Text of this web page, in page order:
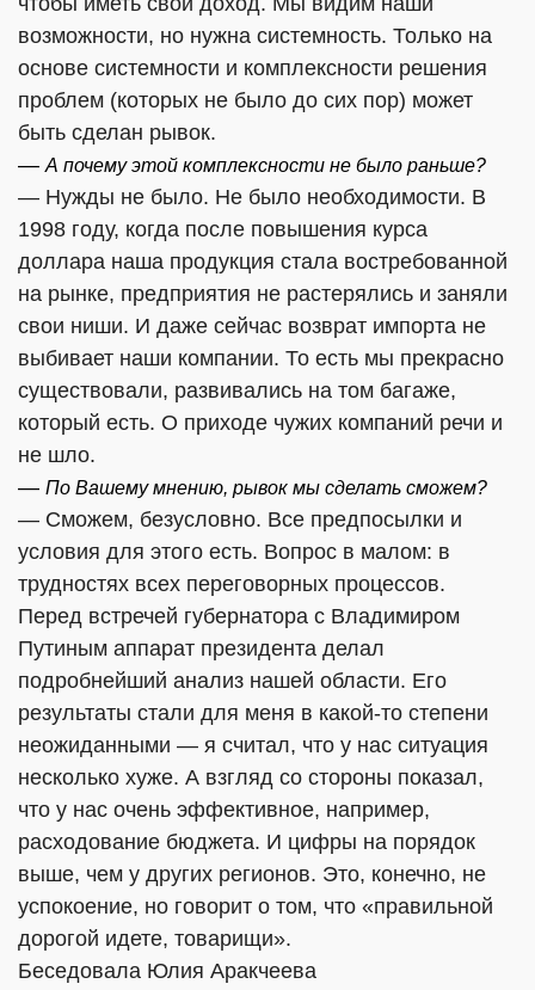
возможности, но нужна системность. Только на
основе системности и комплексности решения
проблем (которых не было до сих пор) может
быть сделан рывок.
—А почему этой комплексности не было раньше?
— Нужды не было. Не было необходимости. В
1998 году, когда после повышения курса
доллара наша продукция стала востребованной
на рынке, предприятия не растерялись и заняли
свои ниши. И даже сейчас возврат импорта не
выбивает наши компании. То есть мы прекрасно
существовали, развивались на том багаже,
который есть. О приходе чужих компаний речи и
не шло.
— По Вашему мнению, рывок мы сделать сможем?
— Сможем, безусловно. Все предпосылки и
условия для этого есть. Вопрос в малом: в
трудностях всех переговорных процессов.
Перед встречей губернатора с Владимиром
Путиным аппарат президента делал
подробнейший анализ нашей области. Его
результаты стали для меня в какой-то степени
неожиданными — я считал, что у нас ситуация
несколько хуже. А взгляд со стороны показал,
что у нас очень эффективное, например,
расходование бюджета. И цифры на порядок
выше, чем у других регионов. Это, конечно, не
успокоение, но говорит о том, что «правильной
дорогой идете, товарищи».
Беседовала Юлия Аракчеева